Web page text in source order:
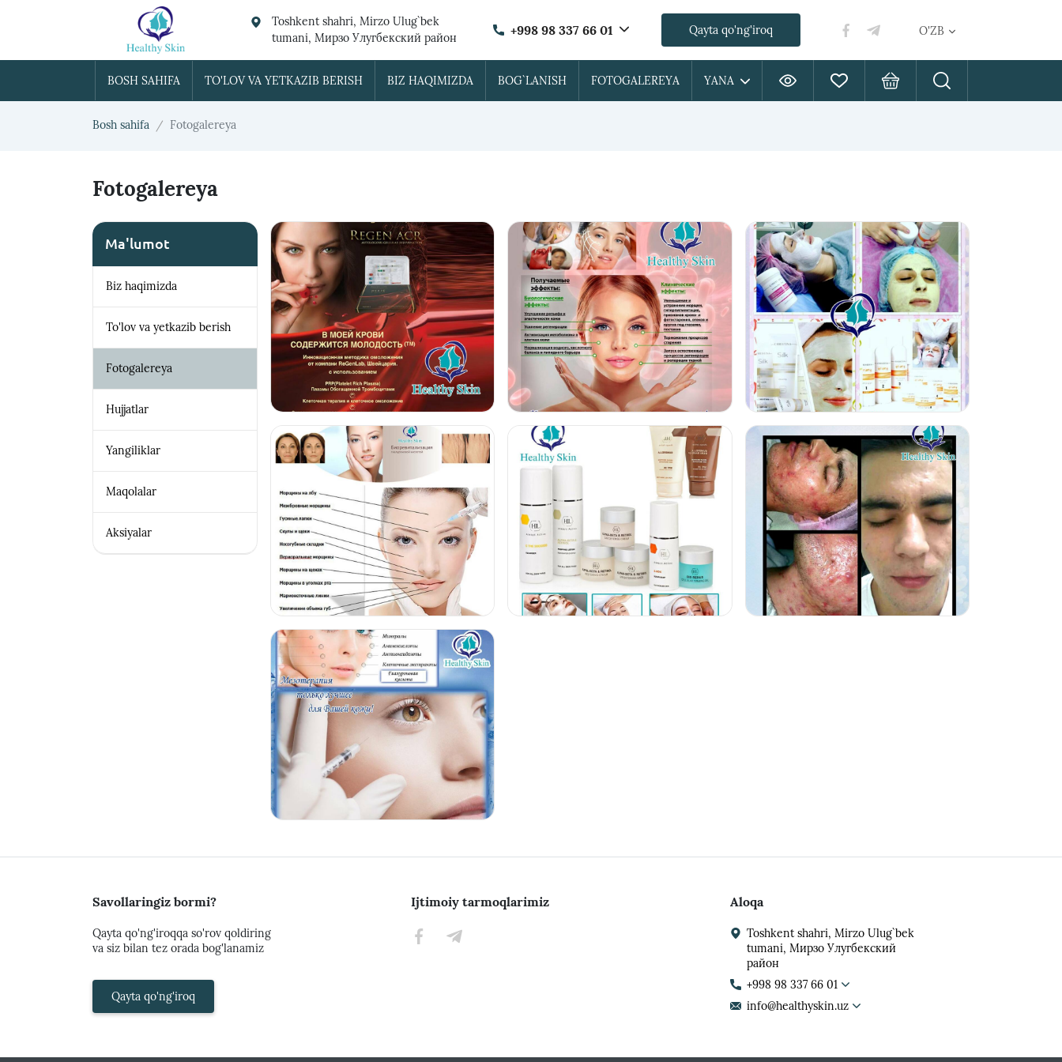
Toshkent shahri, Mirzo Ulug`bek
tumani, Мирзо Улугбекский район
+998 98 337 66 01 Qayta qo'ng'iroq O'ZB
BOSH SAHIFA TO'LOV VA YETKAZIB BERISH BIZ HAQIMIZDA BOG`LANISH FOTOGALEREYA YANA
Bosh sahifa Fotogalereya
Fotogalereya
Ma'lumot
Biz haqimizda
To'lov va yetkazib berish
Fotogalereya
Hujjatlar
Yangiliklar
Maqolalar
Aksiyalar
Savollaringiz bormi?
Qayta qo'ng'iroqqa so'rov qoldiring
va siz bilan tez orada bog'lanamiz
Qayta qo'ng'iroq
Ijtimoiy tarmoqlarimiz Aloqa
Toshkent shahri, Mirzo Ulug`bek
tumani, Мирзо Улугбекский
район
+998 98 337 66 01
info@healthyskin.uz